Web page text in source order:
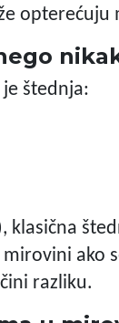
opterećuju
štednja:
ako
razliku.